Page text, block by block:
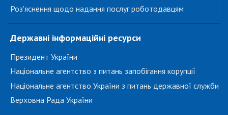
Роз'яснення щодо надання послуг роботодавцям
Державні інформаційні ресурси
Президент України
Національне агентство з питань запобігання корупції
Національне агентство України з питань державної служби
Верховна Рада України